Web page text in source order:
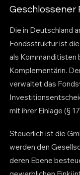
Geschlossener
Die in Deutschland
Fondsstruktur ist
als Kommanditisten
Komplementärin.
verwaltet das
mit ihrer Einlage (§
Steuerlich ist die
werden den
deren Ebene